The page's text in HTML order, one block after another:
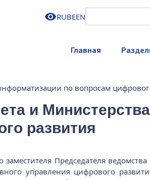
RUBEEN
Главная
по вопросам
и
развития
Председателя
управления цифрового